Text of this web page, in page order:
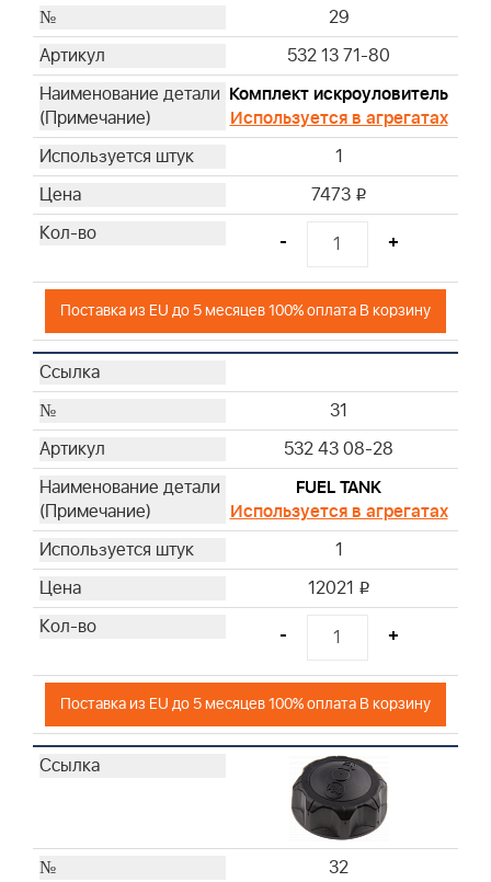
29
532 13 71-80
Комплект искроуловитель
Используется в агрегатах
1
7473 i
- +
Поставка из EU до 5 месяцев 100% оплата В корзину
31
532 43 08-28
FUEL TANK
Используется в агрегатах
1
12021 i
- +
Поставка из EU до 5 месяцев 100% оплата В корзину
32